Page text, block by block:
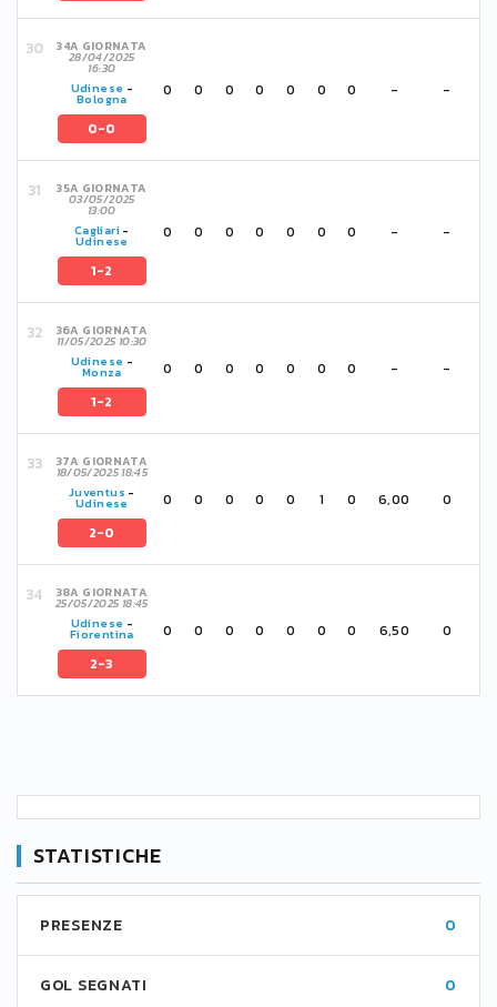
34A GIORNATA
28/04/2025
16:30
Udinese -
Bologna
0-0
0 0 0 0 0 0 0 - -
35A GIORNATA
03/05/2025
13:00
Cagliari-
Udinese
1-2
0 0 0 0 0 0 0 - -
36A GIORNATA
11/05/2025 10:30
Udinese -
Monza
1-2
0 0 0 0 0 0 0 - -
37A GIORNATA
18/05/2025 18:45
Juventus -
Udinese
2-0
0 0 0 0 0 1 0 6,00 0
38A GIORNATA
25/05/2025 18:45
Udinese -
Fiorentina
2-3
0 0 0 0 0 0 0 6,50 0
STATISTICHE
PRESENZE 0
GOL SEGNATI 0